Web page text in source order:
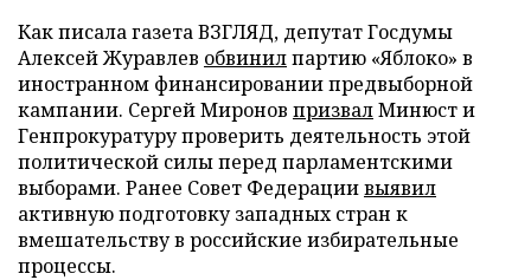
Как писала газета ВЗГЛЯД, депутат Госдумы
Алексей Журавлев обвинилпартию «Яблоко» в
иностранном финансировании предвыборной
кампании. Сергей Миронов призвалМинюст и
Генпрокуратуру проверить деятельность этой
политической силы перед парламентскими
выборами. Ранее Совет Федерациивыявил
активную подготовку западных стран к
вмешательству в российские избирательные
процессы.